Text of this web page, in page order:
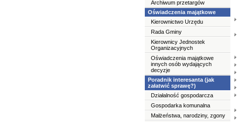
Archiwum przetargów
Oświadczenia majątkowe
Kierownictwo Urzędu
Rada Gminy
Kierownicy Jednostek
Organizacyjnych
Oświadczenia majątkowe
innych osób wydających
decyzje
Poradnik interesanta (jak
załatwić sprawę?)
Działalność gospodarcza
Gospodarka komunalna
Małżeństwa, narodziny, zgony